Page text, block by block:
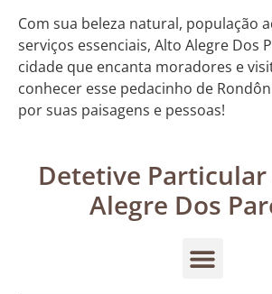
Com sua beleza natural, população
serviços essenciais, Alto Alegre Dos
cidade que encanta moradores e
conhecer esse pedacinho de
por suas paisagens e pessoas!
Detetive
Alegre Dos